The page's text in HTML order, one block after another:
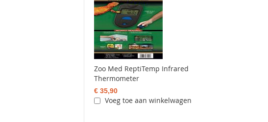
Zoo Med ReptiTemp Infrared
Thermometer
€ 35,90
Voeg toe aan winkelwagen